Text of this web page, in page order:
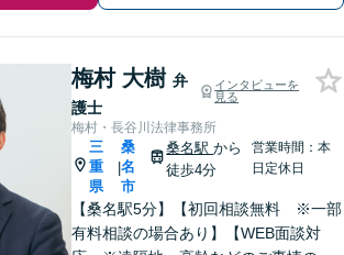
梅村 大樹 弁
護士
インタビューを
見る
梅村・長谷川法律事務所
三
重
県
|
桑
名
市
桑名駅から
徒歩4分
営業時間：本
日定休日
【桑名駅5分】【初回相談無料 ※一部
有料相談の場合あり】【WEB面談対